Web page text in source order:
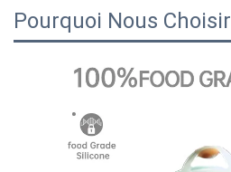
Pourquoi Nous Choisir